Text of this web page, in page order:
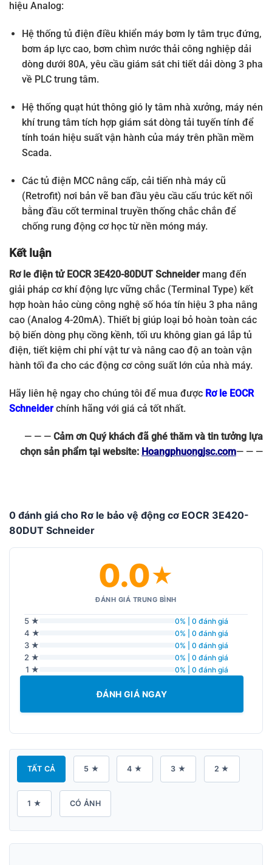
hiệu Analog:
Hệ thống tủ điện điều khiển máy bơm ly tâm trục đứng,
bơm áp lực cao, bơm chìm nước thải công nghiệp dải
dòng dưới 80A, yêu cầu giám sát chi tiết dải dòng 3 pha
về PLC trung tâm.
Hệ thống quạt hút thông gió ly tâm nhà xưởng, máy nén
khí trung tâm tích hợp giám sát dòng tải tuyến tính để
tính toán hiệu suất vận hành của máy trên phần mềm
Scada.
Các tủ điện MCC nâng cấp, cải tiến nhà máy cũ
(Retrofit) nơi bản vẽ ban đầu yêu cầu cấu trúc kết nối
bằng đầu cốt terminal truyền thống chắc chắn để
chống rung động cơ học từ nền móng máy.
Kết luận
Rơ le điện tử EOCR 3E420-80DUT Schneider mang đến
giải pháp cơ khí động lực vững chắc (Terminal Type) kết
hợp hoàn hảo cùng công nghệ số hóa tín hiệu 3 pha nâng
cao (Analog 4-20mA). Thiết bị giúp loại bỏ hoàn toàn các
bộ biến dòng phụ cồng kềnh, tối ưu không gian gá lắp tủ
điện, tiết kiệm chi phí vật tư và nâng cao độ an toàn vận
hành tối đa cho các động cơ công suất lớn của nhà máy.
Hãy liên hệ ngay cho chúng tôi để mua được Rơ le EOCR
Schneiderchính hãng với giá cả tốt nhất.
— — — Cảm ơn Quý khách đã ghé thăm và tin tưởng lựa
chọn sản phẩm tại website: Hoangphuongjsc.com— — —
0 đánh giá cho Rơ le bảo vệ động cơ EOCR 3E420-
80DUT Schneider
0.0★
ĐÁNH GIÁ TRUNG BÌNH
5 ★ 0% | 0 đánh giá
4 ★ 0% | 0 đánh giá
3 ★ 0% | 0 đánh giá
2 ★ 0% | 0 đánh giá
1 ★ 0% | 0 đánh giá
ĐÁNH GIÁ NGAY
TẤT CẢ 5 ★ 4 ★ 3 ★ 2 ★
1 ★ CÓ ẢNH